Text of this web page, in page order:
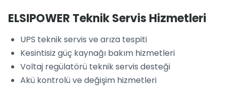
ELSIPOWER Teknik Servis Hizmetleri
UPS teknik servis ve arıza tespiti
Kesintisiz güç kaynağı bakım hizmetleri
Voltaj regülatörü teknik servis desteği
Akü kontrolü ve değişim hizmetleri